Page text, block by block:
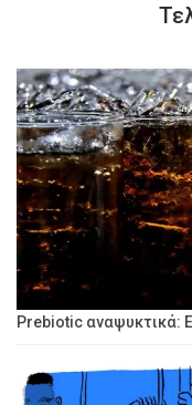
Prebiotic αναψυκτικά: